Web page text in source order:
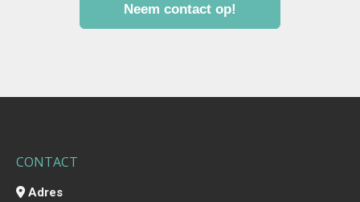
Neem contact op!
CONTACT
Adres